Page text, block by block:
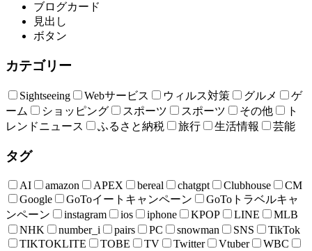
ブログカード
見出し
ボタン
カテゴリー
Sightseeing Webサービス ウィルス対策 グルメ
ゲ
ーム
ショッピング スポーツ スポーツ その他
ト
レンドニュース
ふるさと納税 旅行 生活情報 芸能
タグ
AI amazon APEX bereal chatgpt Clubhouse
CM
Google
GoToイートキャンペーン
GoToトラベルキャ
ンペーン
instagram ios iphone KPOP LINE
MLB
NHK
number_i pairs PC snowman SNS
TikTok
TIKTOKLITE
TOBE TV Twitter Vtuber
WBC